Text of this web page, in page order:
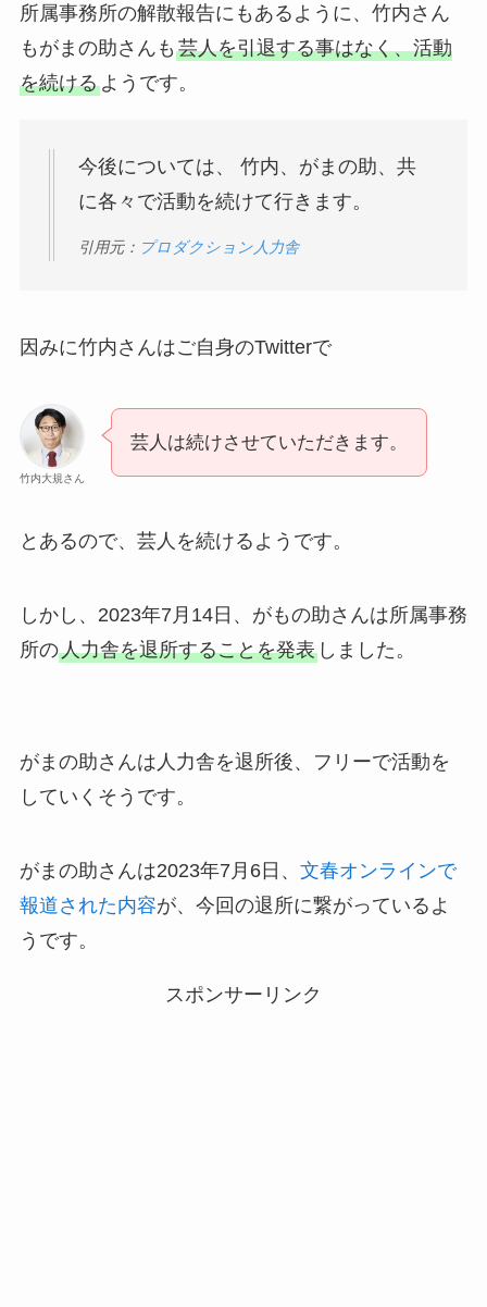
所属事務所の解散報告にもあるように、竹内さん
もがまの助さんも 芸人を引退する事はなく、活動
を続けるようです。
今後については、 竹内、がまの助、共
に各々で活動を続けて行きます。
引用元： プロダクション人力舎
因みに竹内さんはご自身のTwitterで
竹内大規さん
芸人は続けさせていただきます。
とあるので、芸人を続けるようです。
しかし、2023年7月14日、がもの助さんは所属事務
所の人力舎を退所することを発表しました。
がまの助さんは人力舎を退所後、フリーで活動を
していくそうです。
がまの助さんは2023年7月6日、 文春オンラインで
報道された内容が、今回の退所に繋がっているよ
うです。
スポンサーリンク